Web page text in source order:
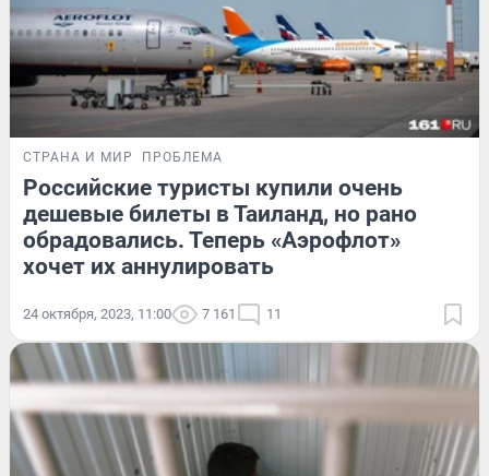
СТРАНА И МИР ПРОБЛЕМА
Российские туристы купили очень
дешевые билеты в Таиланд, но рано
обрадовались. Теперь «Аэрофлот»
хочет их аннулировать
24 октября, 2023, 11:00 7 161 11